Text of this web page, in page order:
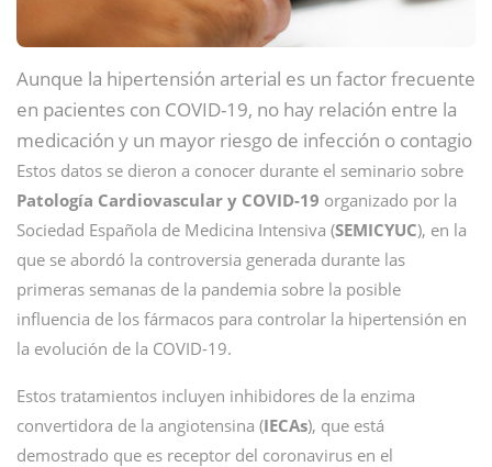
Aunque la hipertensión arterial es un factor frecuente
en pacientes con COVID-19, no hay relación entre la
medicación y un mayor riesgo de infección o contagio
Estos datos se dieron a conocer durante el seminario sobre
Patología Cardiovascular y COVID-19 organizado por la
Sociedad Española de Medicina Intensiva (SEMICYUC), en la
que se abordó la controversia generada durante las
primeras semanas de la pandemia sobre la posible
influencia de los fármacos para controlar la hipertensión en
la evolución de la COVID-19.
Estos tratamientos incluyen inhibidores de la enzima
convertidora de la angiotensina (IECAs), que está
demostrado que es receptor del coronavirus en el